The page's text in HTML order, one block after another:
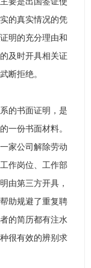
的真实情况的凭
明的充分理由和
及时开具相关证
断拒绝。
的书面证明，是
一份书面材料。
家公司解除劳动
作岗位、工作部
由第三方开具，
助规避了重复聘
的简历都有注水
很有效的辨别求